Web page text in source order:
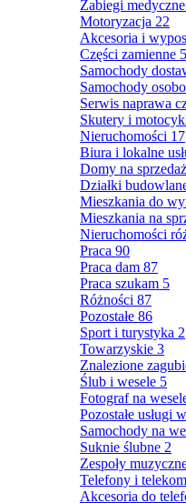
Zabiegi
Motoryzacja 22
Akcesoria i
Części zamienne 5
Samochody
Samochody
Serwis naprawa
Skutery i
Nieruchomości 17
Biura i lokalne
Domy na sprzedaż
Działki
Mieszkania do
Mieszkania na
Nieruchomości
Praca 90
Praca dam 87
Praca szukam 5
Różności 87
Pozostałe 86
Sport i turystyka 2
Towarzyskie 3
Znalezione
Ślub i wesele 5
Fotograf na
Pozostałe usługi
Samochody na
Suknie ślubne 2
Zespoły
Telefony i
Akcesoria do